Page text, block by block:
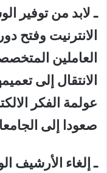
ـ لابد من توفير
الانترنيت وفتح
العاملين
الانتقال إلى
عولمة الفكر
صعودا إلى
ـ إلغاء الأرشيف